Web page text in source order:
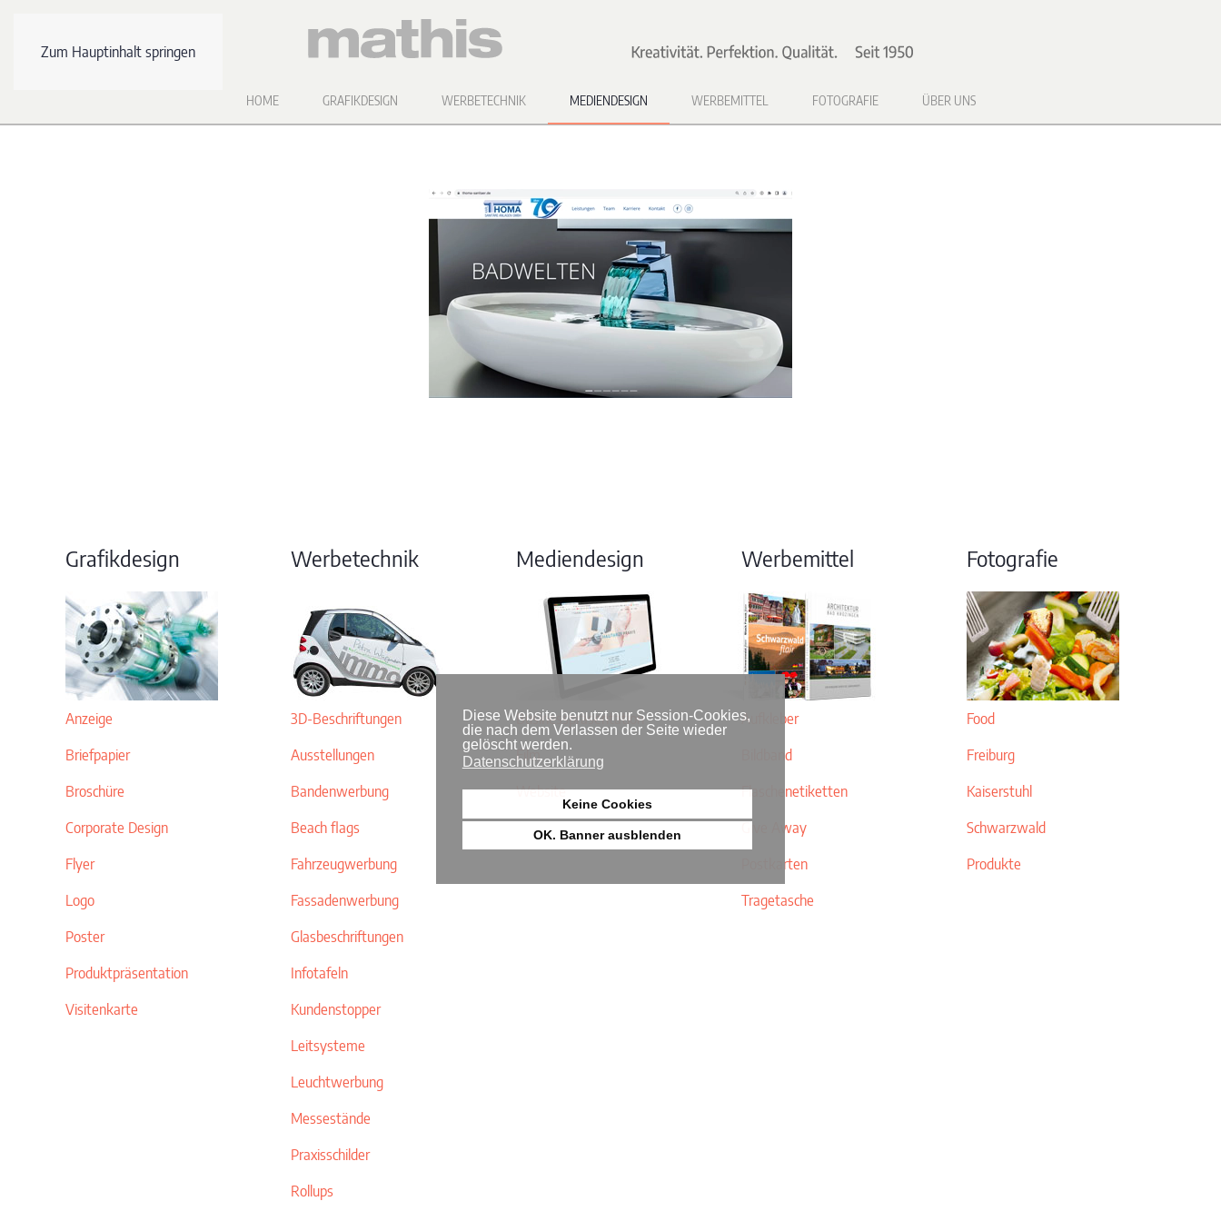
Diese Website benutzt nur Session-Cookies,
die nach dem Verlassen der Seite wieder
gelöscht werden.
Datenschutzerklärung
Keine Cookies
OK. Banner ausblenden
Zum Hauptinhalt springen
HOME GRAFIKDESIGN WERBETECHNIK MEDIENDESIGN WERBEMITTEL FOTOGRAFIE ÜBER UNS
Grafikdesign
Anzeige
Briefpapier
Broschüre
Corporate Design
Flyer
Logo
Poster
Produktpräsentation
Visitenkarte
Werbetechnik
3D-Beschriftungen
Ausstellungen
Bandenwerbung
Beach flags
Fahrzeugwerbung
Fassadenwerbung
Glasbeschriftungen
Infotafeln
Kundenstopper
Leitsysteme
Leuchtwerbung
Messestände
Praxisschilder
Rollups
Mediendesign
Businesspräsentation
Film
Website
Werbemittel
Aufkleber
Bildband
Flaschenetiketten
Give Away
Postkarten
Tragetasche
Fotografie
Food
Freiburg
Kaiserstuhl
Schwarzwald
Produkte